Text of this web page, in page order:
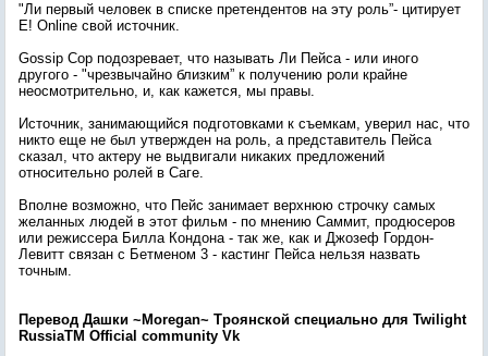
"Ли первый человек в списке претендентов на эту роль”- цитирует
E! Online свой источник.
Gossip Cop подозревает, что называть Ли Пейса - или иного
другого - "чрезвычайно близким” к получению роли крайне
неосмотрительно, и, как кажется, мы правы.
Источник, занимающийся подготовками к съемкам, уверил нас, что
никто еще не был утвержден на роль, а представитель Пейса
сказал, что актеру не выдвигали никаких предложений
относительно ролей в Саге.
Вполне возможно, что Пейс занимает верхнюю строчку самых
желанных людей в этот фильм - по мнению Саммит, продюсеров
или режиссера Билла Кондона - так же, как и Джозеф Гордон-
Левитт связан с Бетменом 3 - кастинг Пейса нельзя назвать
точным.
Перевод Дашки ~Moregan~ Троянской специально для Twilight
RussiaTM Оfficial community Vk